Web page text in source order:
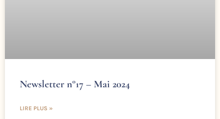
Newsletter n°17 – Mai 2024
LIRE PLUS »